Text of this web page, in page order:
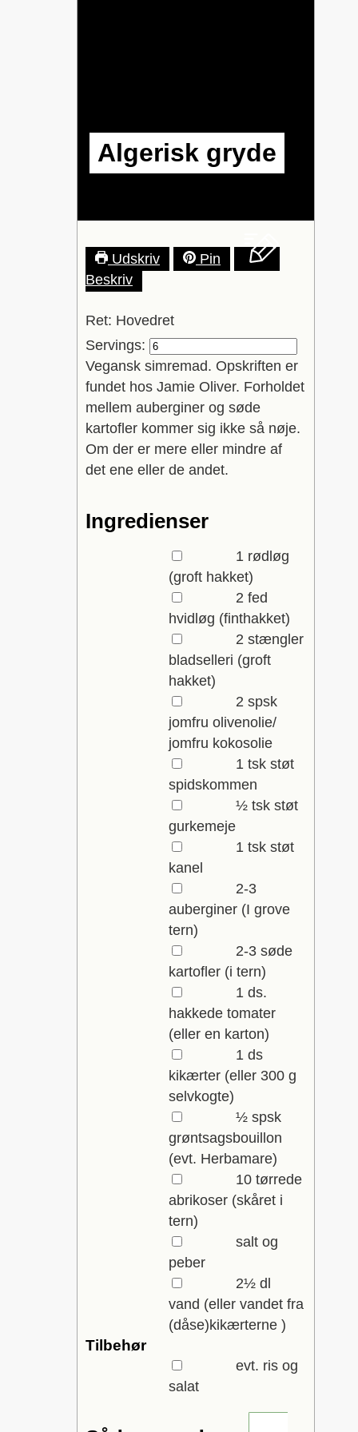
Algerisk gryde
Udskriv
Pin
Beskriv
Ret: Hovedret
Servings:
Vegansk simremad. Opskriften er
fundet hos Jamie Oliver. Forholdet
mellem auberginer og søde
kartofler kommer sig ikke så nøje.
Om der er mere eller mindre af
det ene eller de andet.
Ingredienser
1 rødløg
(groft hakket)
2 fed
hvidløg (finthakket)
2 stængler
bladselleri (groft
hakket)
2 spsk
jomfru olivenolie/
jomfru kokosolie
1 tsk støt
spidskommen
½ tsk støt
gurkemeje
1 tsk støt
kanel
2-3
auberginer (I grove
tern)
2-3 søde
kartofler (i tern)
1 ds.
hakkede tomater
(eller en karton)
1 ds
kikærter (eller 300 g
selvkogte)
½ spsk
grøntsagsbouillon
(evt. Herbamare)
10 tørrede
abrikoser (skåret i
tern)
salt og
peber
2½ dl
vand (eller vandet fra
(dåse)kikærterne )
Tilbehør
evt. ris og
salat